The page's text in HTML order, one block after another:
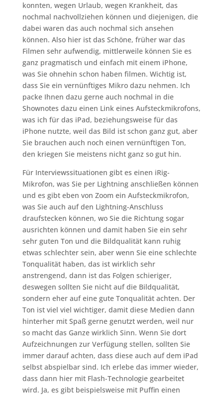
konnten, wegen Urlaub, wegen Krankheit, das
nochmal nachvollziehen können und diejenigen, die
dabei waren das auch nochmal sich ansehen
können. Also hier ist das Schöne, früher war das
Filmen sehr aufwendig, mittlerweile können Sie es
ganz pragmatisch und einfach mit einem iPhone,
was Sie ohnehin schon haben filmen. Wichtig ist,
dass Sie ein vernünftiges Mikro dazu nehmen. Ich
packe Ihnen dazu gerne auch nochmal in die
Shownotes dazu einen Link eines Aufsteckmikrofons,
was ich für das iPad, beziehungsweise für das
iPhone nutzte, weil das Bild ist schon ganz gut, aber
Sie brauchen auch noch einen vernünftigen Ton,
den kriegen Sie meistens nicht ganz so gut hin.
Für Interviewssituationen gibt es einen iRig-
Mikrofon, was Sie per Lightning anschließen können
und es gibt eben von Zoom ein Aufsteckmikrofon,
was Sie auch auf den Lightning-Anschluss
draufstecken können, wo Sie die Richtung sogar
ausrichten können und damit haben Sie ein sehr
sehr guten Ton und die Bildqualität kann ruhig
etwas schlechter sein, aber wenn Sie eine schlechte
Tonqualität haben, das ist wirklich sehr
anstrengend, dann ist das Folgen schieriger,
deswegen sollten Sie nicht auf die Bildqualität,
sondern eher auf eine gute Tonqualität achten. Der
Ton ist viel viel wichtiger, damit diese Medien dann
hinterher mit Spaß gerne genutzt werden, weil nur
so macht das Ganze wirklich Sinn. Wenn Sie dort
Aufzeichnungen zur Verfügung stellen, sollten Sie
immer darauf achten, dass diese auch auf dem iPad
selbst abspielbar sind. Ich erlebe das immer wieder,
dass dann hier mit Flash-Technologie gearbeitet
wird. Ja, es gibt beispielsweise mit Puffin einen